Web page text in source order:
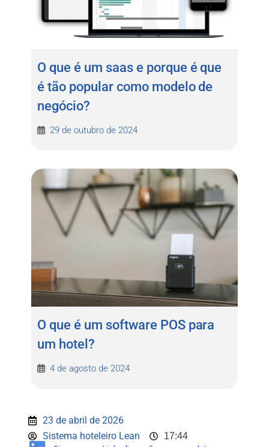
O que é um saas e porque é que
é tão popular como modelo de
negócio?
29 de outubro de 2024
O que é um software POS para
um hotel?
4 de agosto de 2024
23 de abril de 2026
Sistema hoteleiro Lean
17:44